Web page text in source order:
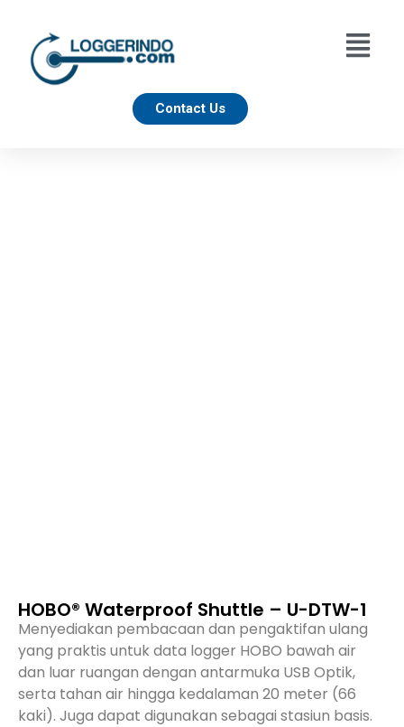
Contact Us
HOBO® Waterproof Shuttle – U-DTW-1
Menyediakan pembacaan dan pengaktifan ulang
yang praktis untuk data logger HOBO bawah air
dan luar ruangan dengan antarmuka USB Optik,
serta tahan air hingga kedalaman 20 meter (66
kaki). Juga dapat digunakan sebagai stasiun basis.